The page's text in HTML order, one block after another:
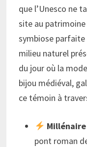
que l’Unesco ne
site au
symbiose
milieu naturel
du jour où la
bijou médiéval,
ce témoin à
Millénaire
pont roman